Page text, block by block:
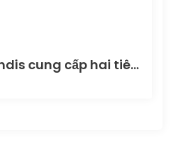
Brian Michael Bendis cung cấp hai tiêu đề Jinxworld hoàn toàn mới cho phát hành truyền thông DC